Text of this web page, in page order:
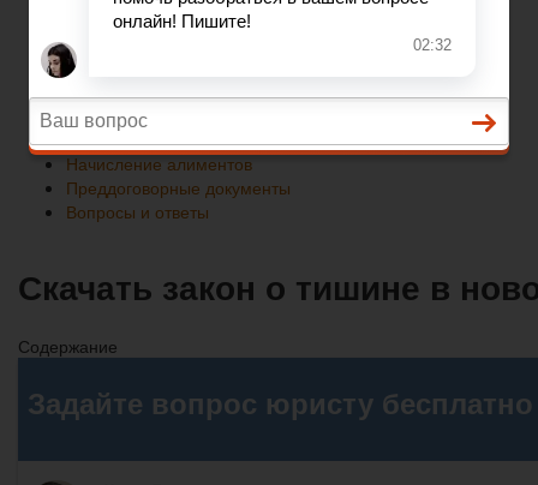
Вопросы и ответы
Главная
Развод при беременности
Раздел недвижимости
Начисление алиментов
Преддоговорные документы
Вопросы и ответы
Скачать закон о тишине в
Содержание